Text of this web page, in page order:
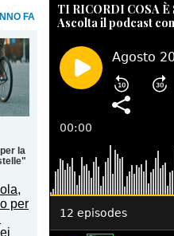
FA
la
TI RICORDI COSA È
Ascolta il podcast